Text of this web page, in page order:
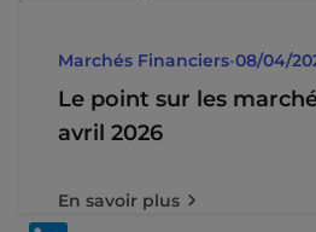
Marchés Financiers•08/04/
Le point sur les
avril 2026
En savoir plus